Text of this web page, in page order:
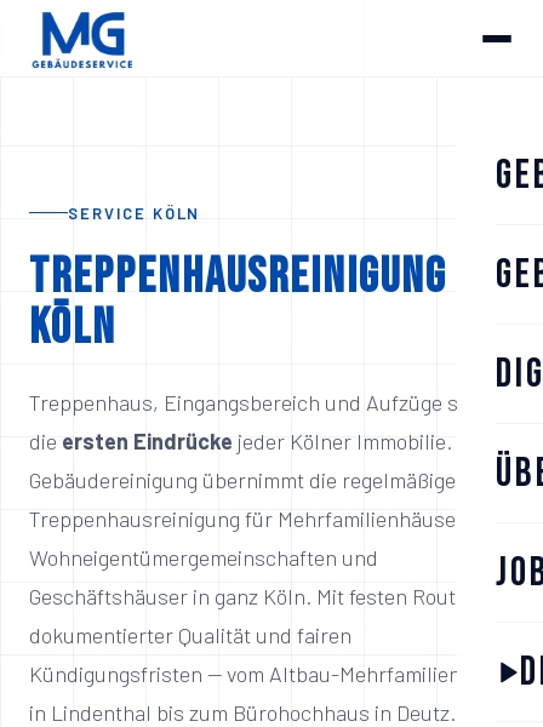
SERVICE KÖLN
Treppenhausreinigung
Köln
Treppenhaus, Eingangsbereich und Aufzüge sind
die ersten Eindrücke jeder Kölner Immobilie. MG
Gebäudereinigung übernimmt die regelmäßige
Treppenhausreinigung für Mehrfamilienhäuser,
Wohneigentümergemeinschaften und
Geschäftshäuser in ganz Köln. Mit festen Routen,
dokumentierter Qualität und fairen
Kündigungsfristen — vom Altbau-Mehrfamilienhaus
in Lindenthal bis zum Bürohochhaus in Deutz.